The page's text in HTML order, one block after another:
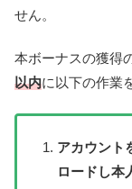
せん。
本ボーナスの獲得
以内に以下の作業
アカウント
ロードし本